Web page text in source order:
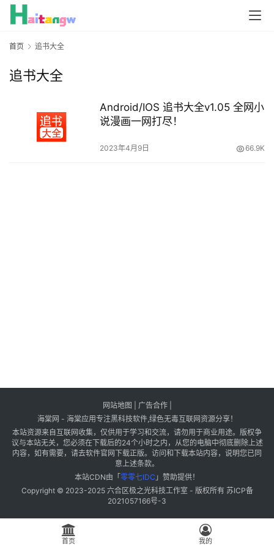
首页 追书大全
追书大全
Android/IOS 追书大全v1.05 全网小
说漫画一网打尽！
2023年4月9日 66.9K
网站地图 广告合作|
海棠网 - 海棠应用专注黑科技软件,绿色无毒互联网资源分享！
本站资源来自互联网收集，仅供用于学习和交流，请勿用于商业用途。版权争
议与本站无关，您必须在下载后的24个小时之内，从您的电脑中彻底删除上述
内容，如有需要，请去软件官网下载正版。访问和下载本站内容，说明您已同
意上述条款。
本站CDN由「 零零七IDC 」赞助提供！
Copyright © 2023-2025 六合区极之光科技工作室 - 版权所有 苏ICP备
2021057166号-3
首页 我的